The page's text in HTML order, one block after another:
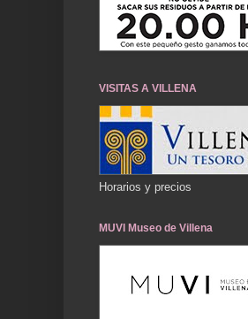
VISITAS A VILLENA
Horarios y precios
MUVI Museo de Villena